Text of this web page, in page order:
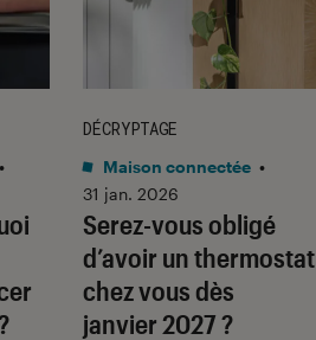
•
Serez-vous obligé
d’avoir un thermostat
chez vous dès
janvier 2027 ?
DÉCRYPTAGE
Maison connectée •
31 jan. 2026